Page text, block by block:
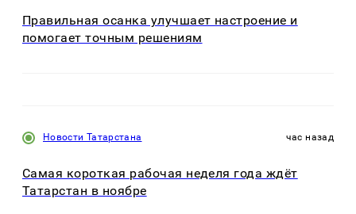
Правильная осанка улучшает настроение и
помогает точным решениям
Новости Татарстана час назад
Самая короткая рабочая неделя года ждёт
Татарстан в ноябре